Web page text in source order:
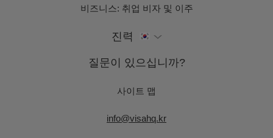
비즈니스: 취업 비자 및 이주
진력
질문이 있으십니까?
사이트 맵
info@visahq.kr